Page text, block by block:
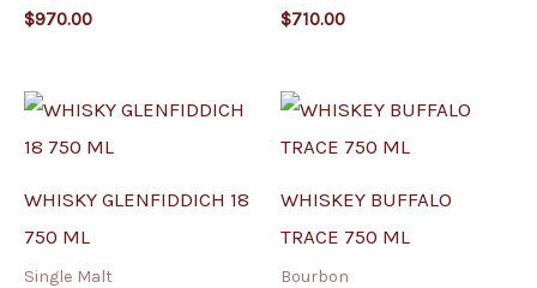
$970.00 $710.00
WHISKY GLENFIDDICH 18
750 ML
Single Malt
WHISKEY BUFFALO
TRACE 750 ML
Bourbon